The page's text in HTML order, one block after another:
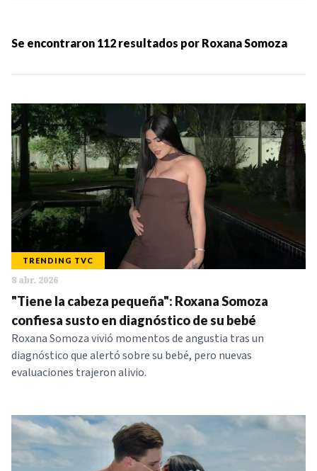
MÁS RECIENTES
MENOS RECIENTES
Periodo:
NOTICIAS
SERIES
Se encontraron 112 resultados por Roxana Somoza
TRENDING TVC
8 abr. 2026
"Tiene la cabeza pequeña": Roxana Somoza
confiesa susto en diagnóstico de su bebé
Roxana Somoza vivió momentos de angustia tras un
diagnóstico que alertó sobre su bebé, pero nuevas
evaluaciones trajeron alivio.